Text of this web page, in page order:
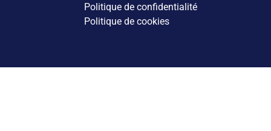
Politique de confidentialité
Politique de cookies